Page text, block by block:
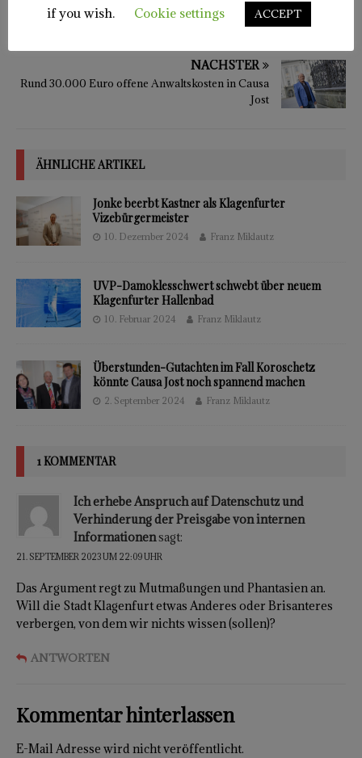
dem schwedischen Serienkind „Pipi
NÄCHSTER
Rund 30.000 Euro offene Anwaltskosten in Causa
Jost
ÄHNLICHE ARTIKEL
Jonke beerbt Kastner als Klagenfurter
Vizebürgermeister
10. Dezember 2024 Franz Miklautz
UVP-Damoklesschwert schwebt über neuem
Klagenfurter Hallenbad
10. Februar 2024 Franz Miklautz
Überstunden-Gutachten im Fall Koroschetz
könnte Causa Jost noch spannend machen
2. September 2024 Franz Miklautz
1 KOMMENTAR
Ich erhebe Anspruch auf Datenschutz und
Verhinderung der Preisgabe von internen
Informationensagt:
21. SEPTEMBER 2023 UM 22:09 UHR
Das Argument regt zu Mutmaßungen und Phantasien an.
Will die Stadt Klagenfurt etwas Anderes oder Brisanteres
verbergen, von dem wir nichts wissen (sollen)?
ANTWORTEN
Kommentar hinterlassen
E-Mail Adresse wird nicht veröffentlicht.
if you wish.
Cookie settings ACCEPT